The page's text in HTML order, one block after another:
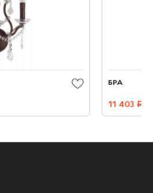
БРА
11 403 руб.